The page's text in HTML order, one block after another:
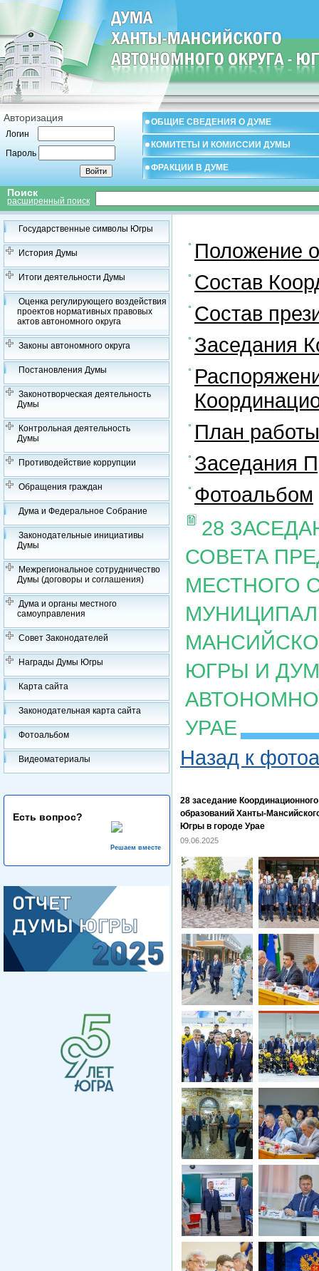
Авторизация
Логин
Пароль
ОБЩИЕ СВЕДЕНИЯ О ДУМЕ
КОМИТЕТЫ И КОМИССИИ ДУМЫ
ФРАКЦИИ В ДУМЕ
Поиск
расширенный поиск
Государственные символы Югры
История Думы
Итоги деятельности Думы
Оценка регулирующего воздействия
проектов нормативных правовых
актов автономного округа
Законы автономного округа
Постановления Думы
Законотворческая деятельность
Думы
Контрольная деятельность
Думы
Противодействие коррупции
Обращения граждан
Дума и Федеральное Собрание
Законодательные инициативы
Думы
Межрегиональное сотрудничество
Думы (договоры и соглашения)
Дума и органы местного
самоуправления
Совет Законодателей
Награды Думы Югры
Карта сайта
Законодательная карта сайта
Фотоальбом
Видеоматериалы
Есть вопрос?
Решаем вместе
Положение
Состав
Состав
Заседания
План
Заседания
Фотоальбом
28
СОВЕТА
МЕСТНОГО
ЮГРЫ И
УРАЕ
Назад к
28 заседание
образований Ханты-
Югры в городе Урае
09.06.2025